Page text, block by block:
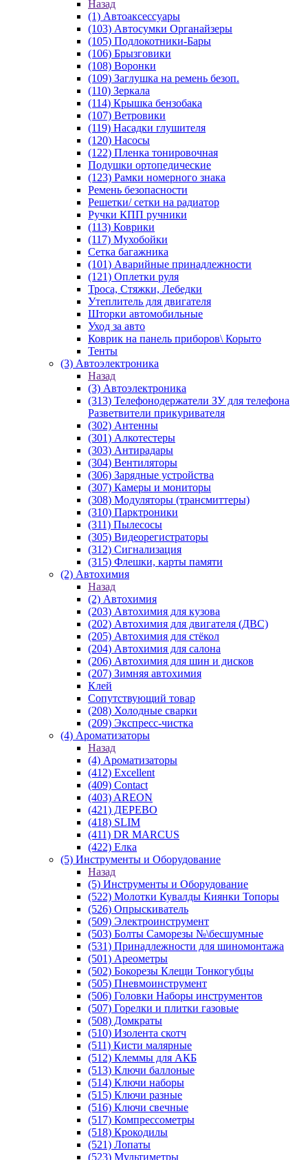
Назад
(1) Автоаксессуары
(103) Автосумки Органайзеры
(105) Подлокотники-Бары
(106) Брызговики
(108) Воронки
(109) Заглушка на ремень безоп.
(110) Зеркала
(114) Крышка бензобака
(107) Ветровики
(119) Насадки глушителя
(120) Насосы
(122) Пленка тонировочная
Подушки ортопедические
(123) Рамки номерного знака
Ремень безопасности
Решетки/ сетки на радиатор
Ручки КПП ручники
(113) Коврики
(117) Мухобойки
Сетка багажника
(101) Аварийные принадлежности
(121) Оплетки руля
Троса, Стяжки, Лебедки
Утеплитель для двигателя
Шторки автомобильные
Уход за авто
Коврик на панель приборов\ Корыто
Тенты
(3) Автоэлектроника
Назад
(3) Автоэлектроника
(313) Телефонодержатели ЗУ для телефона
Разветвители прикуривателя
(302) Антенны
(301) Алкотестеры
(303) Антирадары
(304) Вентиляторы
(306) Зарядные устройства
(307) Камеры и мониторы
(308) Модуляторы (трансмиттеры)
(310) Парктроники
(311) Пылесосы
(305) Видеорегистраторы
(312) Сигнализация
(315) Флешки, карты памяти
(2) Автохимия
Назад
(2) Автохимия
(203) Автохимия для кузова
(202) Автохимия для двигателя (ДВС)
(205) Автохимия для стёкол
(204) Автохимия для салона
(206) Автохимия для шин и дисков
(207) Зимняя автохимия
Клей
Сопутствующий товар
(208) Холодные сварки
(209) Экспреcс-чистка
(4) Ароматизаторы
Назад
(4) Ароматизаторы
(412) Excellent
(409) Contact
(403) AREON
(421) ДЕРЕВО
(418) SLIM
(411) DR MARCUS
(422) Елка
(5) Инструменты и Оборудование
Назад
(5) Инструменты и Оборудование
(522) Молотки Кувалды Киянки Топоры
(526) Опрыскиватель
(509) Электроинструмент
(503) Болты Саморезы №\бесшумные
(531) Принадлежности для шиномонтажа
(501) Ареометры
(502) Бокорезы Клещи Тонкогубцы
(505) Пневмоинструмент
(506) Головки Наборы инструментов
(507) Горелки и плитки газовые
(508) Домкраты
(510) Изолента скотч
(511) Кисти малярные
(512) Клеммы для АКБ
(513) Ключи баллоные
(514) Ключи наборы
(515) Ключи разные
(516) Ключи свечные
(517) Компрессометры
(518) Крокодилы
(521) Лопаты
(523) Мультиметры